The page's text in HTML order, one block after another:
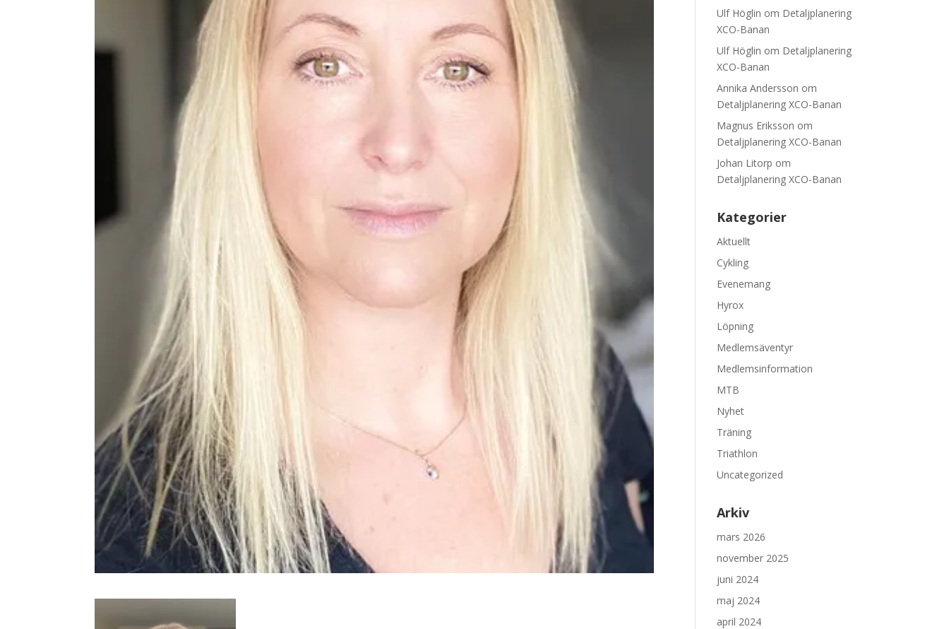
Ulf Höglin om Detaljplanering
XCO-Banan
Ulf Höglin om Detaljplanering
XCO-Banan
Annika Andersson om
Detaljplanering XCO-Banan
Magnus Eriksson om
Detaljplanering XCO-Banan
Johan Litorp om
Detaljplanering XCO-Banan
Kategorier
Aktuellt
Cykling
Evenemang
Hyrox
Löpning
Medlemsäventyr
Medlemsinformation
MTB
Nyhet
Träning
Triathlon
Uncategorized
Arkiv
mars 2026
november 2025
juni 2024
maj 2024
april 2024